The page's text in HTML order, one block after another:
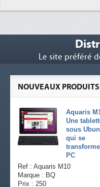
Le site préféré
NOUVEAUX PRODUITS
Aquaris
Une
sous
qui se
PC
Ref : Aquaris M10
Marque : BQ
Prix : 250